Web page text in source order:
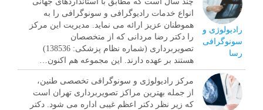
رادیولوژی و
سونوگرافی
رسا
انواع خدمات رادیوگرافی و سونوگرافی را به
هموطنان عزیز ارائه می نماید. مدیریت این مرکز
را دکتر رضا مردانی که از متخصصان
تصویربرداری (شماره نظام پزشکی: 138536)
هستند بر عهده دارند. این مجموعه هم اکنون…
مرکز رادیولوژی و سونوگرافی تخصصی طنین،
از جمله بهترین مراکز تصویربرداری تهران است
که زیر نظر دکتر اعظم غیبی اداره می شود. دکتر